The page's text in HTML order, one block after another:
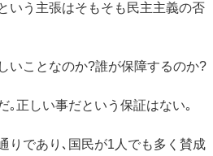
いう主張はそもそも民主主義の否
いことなのか?誰が保障するのか?
｡正しい事だという保証はない｡
りであり､国民が1人でも多く賛成